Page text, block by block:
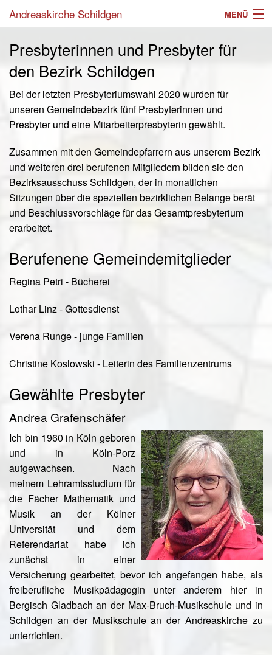
Andreaskirche Schildgen MENÜ
Angebote
Einrichtungen
Gottesdienste
Gemeinde
Mitarbeiter
Im Laufe des Lebens
Suche
Presbyterinnen und Presbyter für
den Bezirk Schildgen
Bei der letzten Presbyteriumswahl 2020 wurden für
unseren Gemeindebezirk fünf Presbyterinnen und
Presbyter und eine Mitarbeiterpresbyterin gewählt.
Zusammen mit den Gemeindepfarrern aus unserem Bezirk
und weiteren drei berufenen Mitgliedern bilden sie den
Bezirksausschuss Schildgen, der in monatlichen
Sitzungen über die speziellen bezirklichen Belange berät
und Beschlussvorschläge für das Gesamtpresbyterium
erarbeitet.
Berufenene Gemeindemitglieder
Regina Petri - Bücherei
Lothar Linz - Gottesdienst
Verena Runge - junge Familien
Christine Koslowski - Leiterin des Familienzentrums
Gewählte Presbyter
Andrea Grafenschäfer
Ich bin 1960 in Köln geboren
und in Köln-Porz
aufgewachsen. Nach
meinem Lehramtsstudium für
die Fächer Mathematik und
Musik an der Kölner
Universität und dem
Referendariat habe ich
zunächst in einer
Versicherung gearbeitet, bevor ich angefangen habe, als
freiberufliche Musikpädagogin unter anderem hier in
Bergisch Gladbach an der Max-Bruch-Musikschule und in
Schildgen an der Musikschule an der Andreaskirche zu
unterrichten.